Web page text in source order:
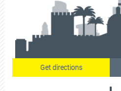
Get directions